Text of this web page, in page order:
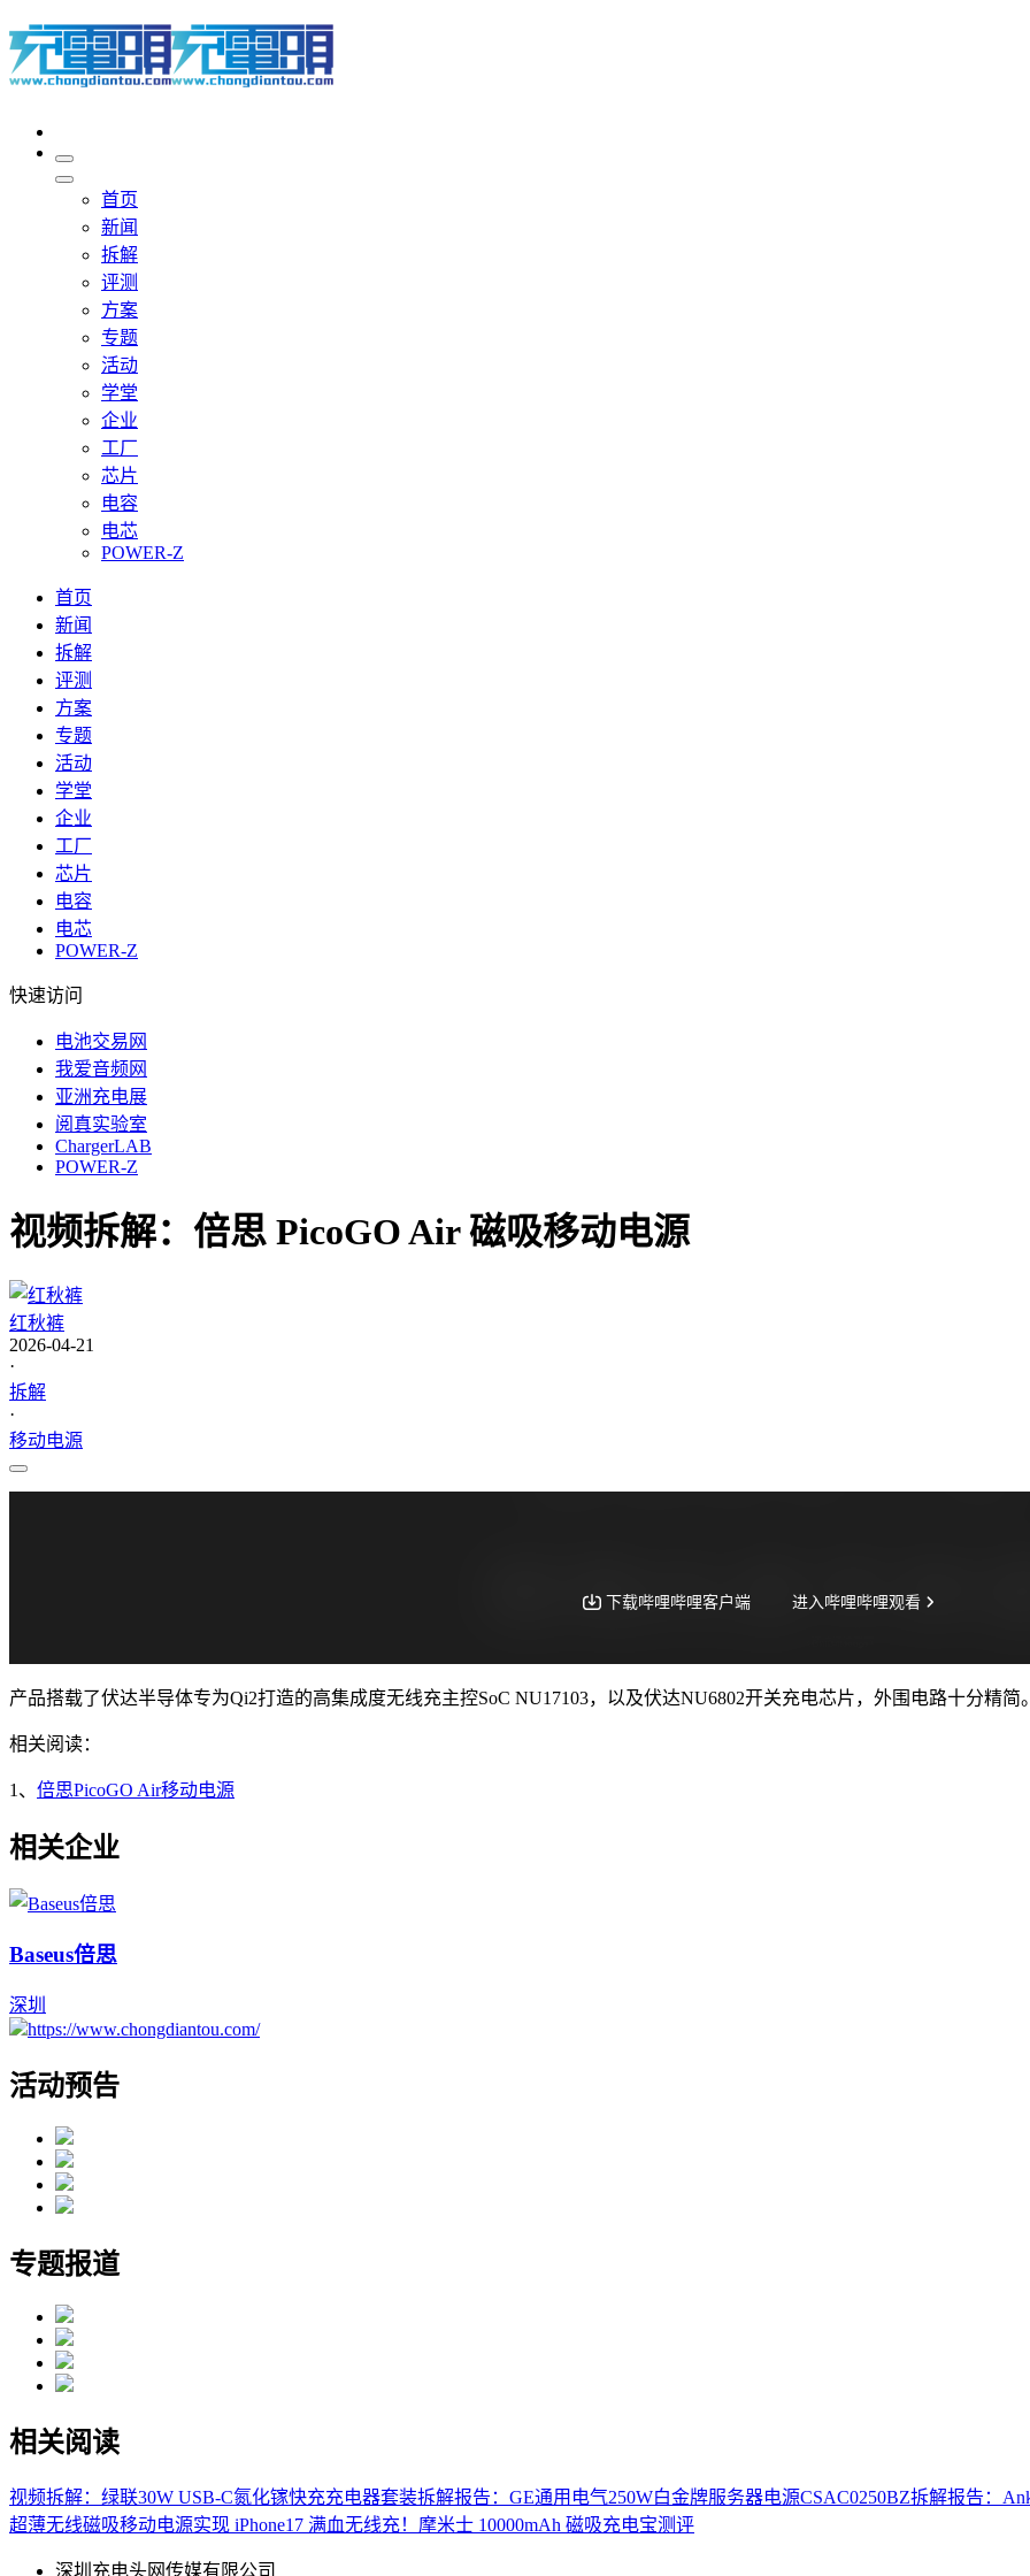
首页
新闻
拆解
评测
方案
专题
活动
学堂
企业
工厂
芯片
电容
电芯
POWER-Z
首页
新闻
拆解
评测
方案
专题
活动
学堂
企业
工厂
芯片
电容
电芯
POWER-Z
快速访问
电池交易网
我爱音频网
亚洲充电展
阅真实验室
ChargerLAB
POWER-Z
视频拆解：倍思 PicoGO Air 磁吸移动电源
红秋裤
2026-04-21
·
拆解
·
移动电源
产品搭载了伏达半导体专为Qi2打造的高集成度无线充主控SoC NU17103，以及伏达NU6802开关充电芯片，外围电路十分精简
相关阅读：
1、 倍思PicoGO Air移动电源
相关企业
Baseus倍思
深圳
https://www.chongdiantou.com/
活动预告
专题报道
相关阅读
视频拆解：绿联30W USB-C氮化镓快充充电器套装拆解报告：GE通用电气250W白金牌服务器电源CSAC0250BZ拆解报告：
超薄无线磁吸移动电源实现 iPhone17 满血无线充！摩米士 10000mAh 磁吸充电宝测评
深圳充电头网传媒有限公司